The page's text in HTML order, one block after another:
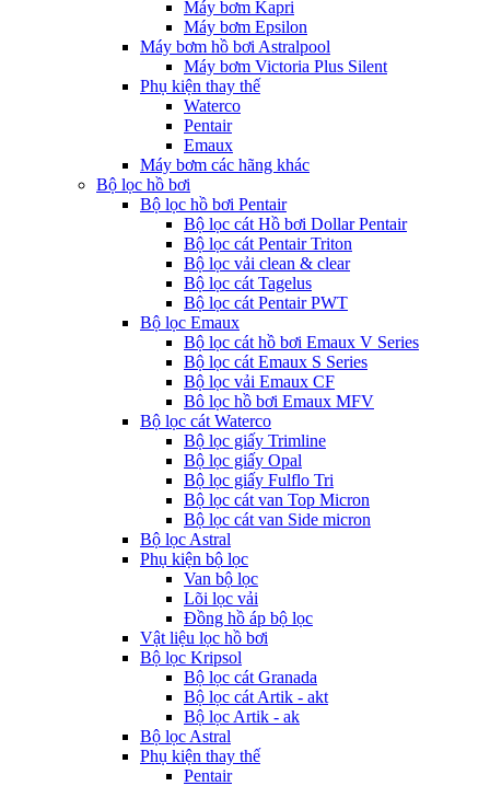
Máy bơm Kapri
Máy bơm Epsilon
Máy bơm hồ bơi Astralpool
Máy bơm Victoria Plus Silent
Phụ kiện thay thế
Waterco
Pentair
Emaux
Máy bơm các hãng khác
Bộ lọc hồ bơi
Bộ lọc hồ bơi Pentair
Bộ lọc cát Hồ bơi Dollar Pentair
Bộ lọc cát Pentair Triton
Bộ lọc vải clean & clear
Bộ lọc cát Tagelus
Bộ lọc cát Pentair PWT
Bộ lọc Emaux
Bộ lọc cát hồ bơi Emaux V Series
Bộ lọc cát Emaux S Series
Bộ lọc vải Emaux CF
Bô lọc hồ bơi Emaux MFV
Bộ lọc cát Waterco
Bộ lọc giấy Trimline
Bộ lọc giấy Opal
Bộ lọc giấy Fulflo Tri
Bộ lọc cát van Top Micron
Bộ lọc cát van Side micron
Bộ lọc Astral
Phụ kiện bộ lọc
Van bộ lọc
Lõi lọc vải
Đồng hồ áp bộ lọc
Vật liệu lọc hồ bơi
Bộ lọc Kripsol
Bộ lọc cát Granada
Bộ lọc cát Artik - akt
Bộ lọc Artik - ak
Bộ lọc Astral
Phụ kiện thay thế
Pentair